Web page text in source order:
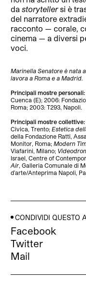
dastorytellersi è
del narratore
racconto — corale,
cinema — a diversi
voci.
Marinella Senatore è nata
lavora a Roma e a Madrid.
Principali mostre personali:
Cuenca (E); 2006:
Roma; 2003: T293, Napoli.
Principali mostre collettive:
Civica, Trento;Estetica
della Fondazione Ratti,
Monitor, Roma;Modern
Viafarini, Milano;
Israel, Centre of
Air , Galleria Comunale di
d’arte/Anteprima Napoli,
CONDIVIDI QUESTO
Facebook
Twitter
Mail